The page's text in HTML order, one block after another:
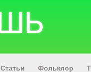
Статьи Фольклор